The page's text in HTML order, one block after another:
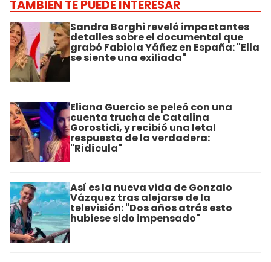
TAMBIÉN TE PUEDE INTERESAR
Sandra Borghi reveló impactantes
detalles sobre el documental que
grabó Fabiola Yáñez en España: "Ella
se siente una exiliada"
Eliana Guercio se peleó con una
cuenta trucha de Catalina
Gorostidi, y recibió una letal
respuesta de la verdadera:
"Ridícula"
Así es la nueva vida de Gonzalo
Vázquez tras alejarse de la
televisión: "Dos años atrás esto
hubiese sido impensado"